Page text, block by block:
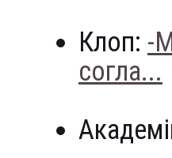
Клоп: -
согла...